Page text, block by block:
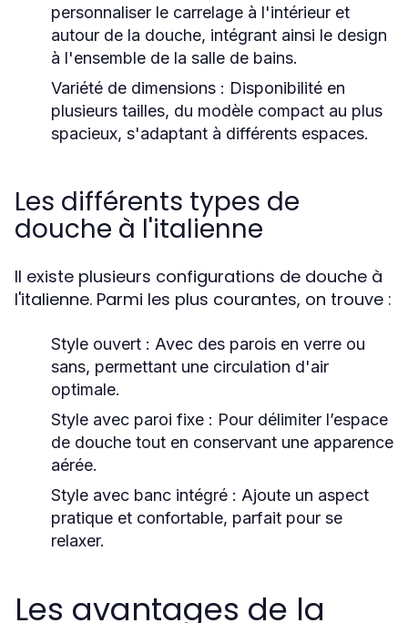
personnaliser le carrelage à l'intérieur et
autour de la douche, intégrant ainsi le design
à l'ensemble de la salle de bains.
Variété de dimensions : Disponibilité en
plusieurs tailles, du modèle compact au plus
spacieux, s'adaptant à différents espaces.
Les différents types de
douche à l'italienne
Il existe plusieurs configurations de douche à
l'italienne. Parmi les plus courantes, on trouve :
Style ouvert : Avec des parois en verre ou
sans, permettant une circulation d'air
optimale.
Style avec paroi fixe : Pour délimiter l’espace
de douche tout en conservant une apparence
aérée.
Style avec banc intégré : Ajoute un aspect
pratique et confortable, parfait pour se
relaxer.
Les avantages de la